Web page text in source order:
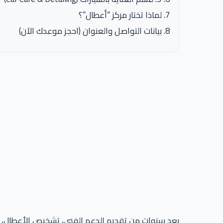
لماذا تختار مركز “أعطال”؟
بيانات التواصل والعنوان (احجز موعدك الآن)